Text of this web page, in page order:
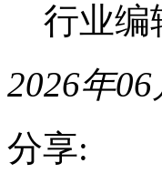
行业编
2026年
分享: